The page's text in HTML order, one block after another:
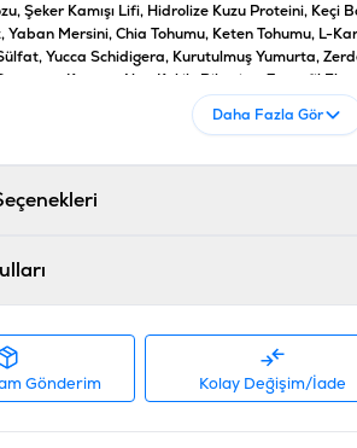
Şeker Kamışı Lifi, Hidrolize Kuzu Proteini, Keçi
Yaban Mersini, Chia Tohumu, Keten Tohumu, L-
Yucca Schidigera, Kurutulmuş Yumurta,
Karpuz, Nar, Kekik, Biberiye, Zencefil
IU/kg, Vitamin D3 1500 IU/kg, Vitamin E
:
Kuzu Etli, Yaban Mersinli
Orta Irk / Medium, Büyük Irk /
Daha Fazla Gör
Gönderim Kolay Değişim/İade